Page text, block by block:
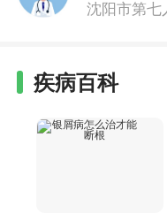
沈阳市第七
疾病百科